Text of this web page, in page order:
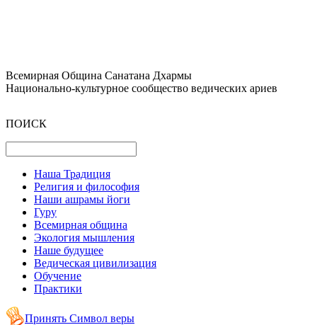
Всемирная Община Санатана Дхармы
Национально-культурное сообщество ведических ариев
ПОИСК
Наша Традиция
Религия и философия
Наши ашрамы йоги
Гуру
Всемирная община
Экология мышления
Наше будущее
Ведическая цивилизация
Обучение
Практики
Принять Символ веры